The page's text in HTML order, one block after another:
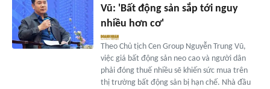
Vũ: 'Bất động sản sắp tới nguy
nhiều hơn cơ'
Theo Chủ tịch Cen Group Nguyễn Trung Vũ,
việc giá bất động sản neo cao và người dân
phải đóng thuế nhiều sẽ khiến sức mua trên
thị trường bất động sản bị hạn chế. Nhà đầu